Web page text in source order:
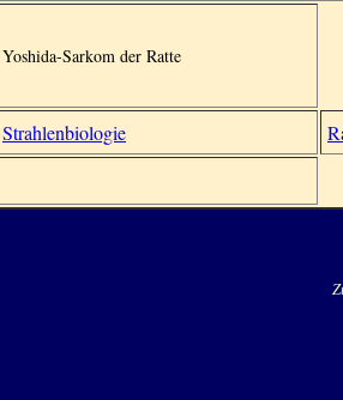
Yoshida-Sarkom der Ratte
Strahlenbiologie